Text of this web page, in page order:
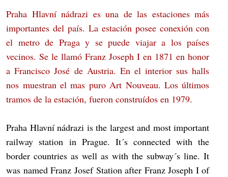
Praha Hlavní nádrazi es una de las estaciones más
importantes del país. La estación posee conexión con
el metro de Praga y se puede viajar a los países
vecinos. Se le llamó Franz Joseph I en 1871 en honor
a Francisco José de Austria. En el interior sus halls
nos muestran el mas puro Art Nouveau. Los últimos
tramos de la estación, fueron construídos en 1979.
Praha Hlavní nádrazi is the largest and most important
railway station in Prague. It´s connected with the
border countries as well as with the subway´s line. It
was named Franz Josef Station after Franz Joseph I of